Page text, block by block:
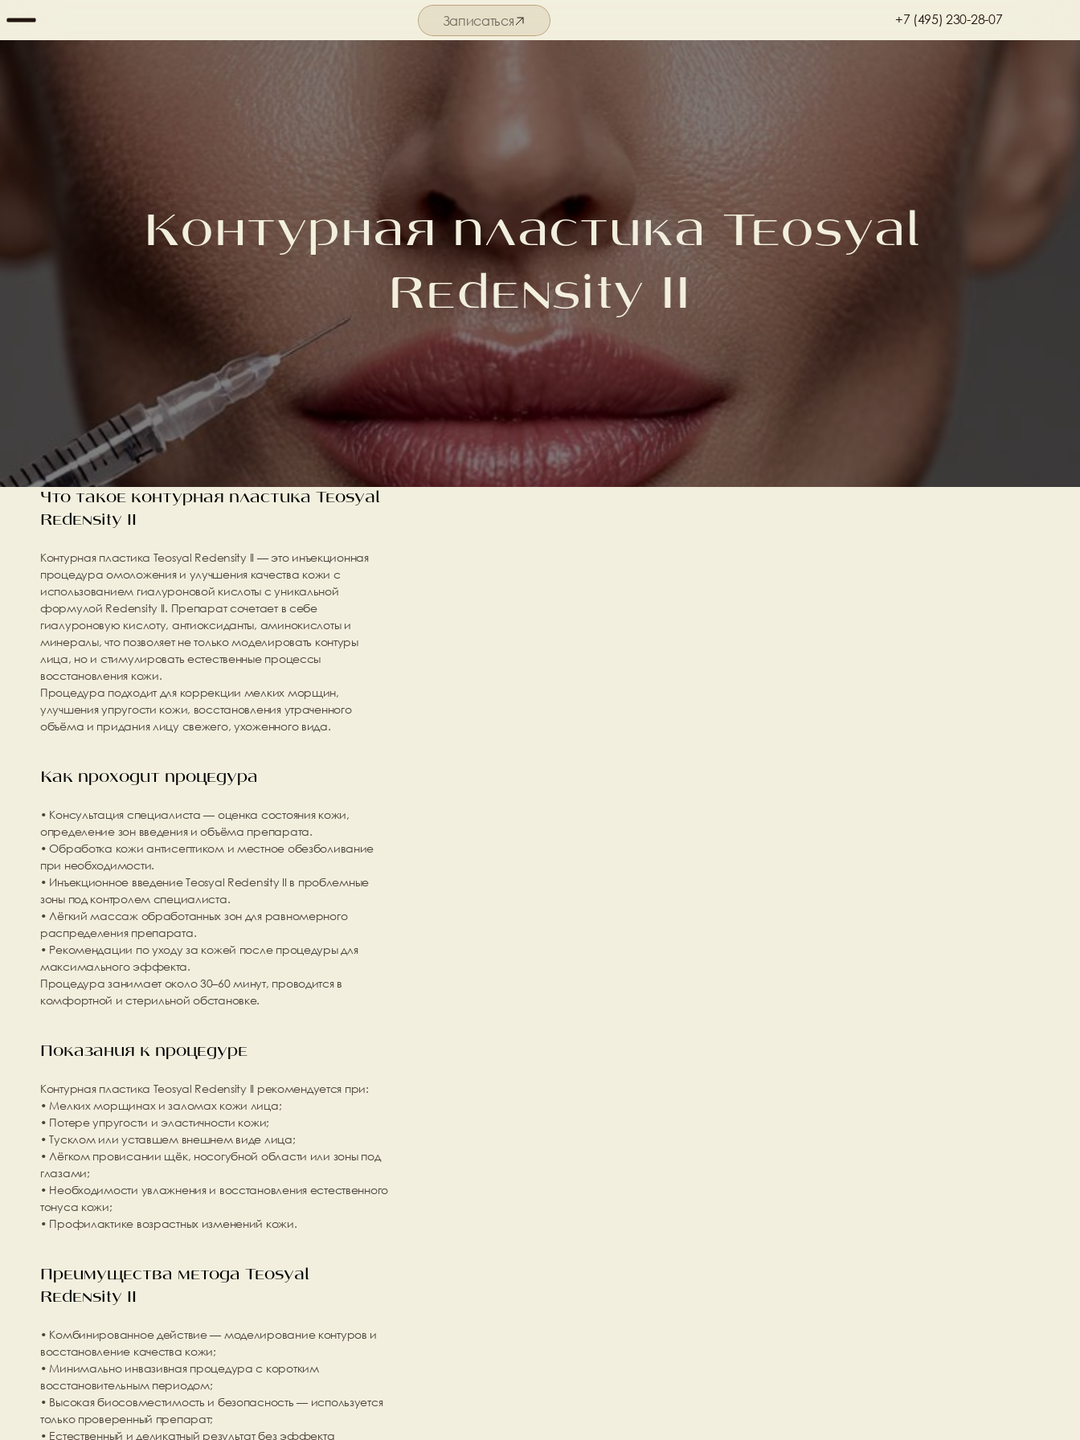
Записаться +7 (495) 230-28-07
Контурная пластика Teosyal
Redensity II
Что такое контурная пластика Teosyal
Redensity II
Контурная пластика Teosyal Redensity II — это инъекционная
процедура омоложения и улучшения качества кожи с
использованием гиалуроновой кислоты с уникальной
формулой Redensity II. Препарат сочетает в себе
гиалуроновую кислоту, антиоксиданты, аминокислоты и
минералы, что позволяет не только моделировать контуры
лица, но и стимулировать естественные процессы
восстановления кожи.
Процедура подходит для коррекции мелких морщин,
улучшения упругости кожи, восстановления утраченного
объёма и придания лицу свежего, ухоженного вида.
Как проходит процедура
• Консультация специалиста — оценка состояния кожи,
определение зон введения и объёма препарата.
• Обработка кожи антисептиком и местное обезболивание
при необходимости.
• Инъекционное введение Teosyal Redensity II в проблемные
зоны под контролем специалиста.
• Лёгкий массаж обработанных зон для равномерного
распределения препарата.
• Рекомендации по уходу за кожей после процедуры для
максимального эффекта.
Процедура занимает около 30–60 минут, проводится в
комфортной и стерильной обстановке.
Показания к процедуре
Контурная пластика Teosyal Redensity II рекомендуется при:
• Мелких морщинах и заломах кожи лица;
• Потере упругости и эластичности кожи;
• Тусклом или уставшем внешнем виде лица;
• Лёгком провисании щёк, носогубной области или зоны под
глазами;
• Необходимости увлажнения и восстановления естественного
тонуса кожи;
• Профилактике возрастных изменений кожи.
Преимущества метода Teosyal
Redensity II
• Комбинированное действие — моделирование контуров и
восстановление качества кожи;
• Минимально инвазивная процедура с коротким
восстановительным периодом;
• Высокая биосовместимость и безопасность — используется
только проверенный препарат;
• Естественный и деликатный результат без эффекта